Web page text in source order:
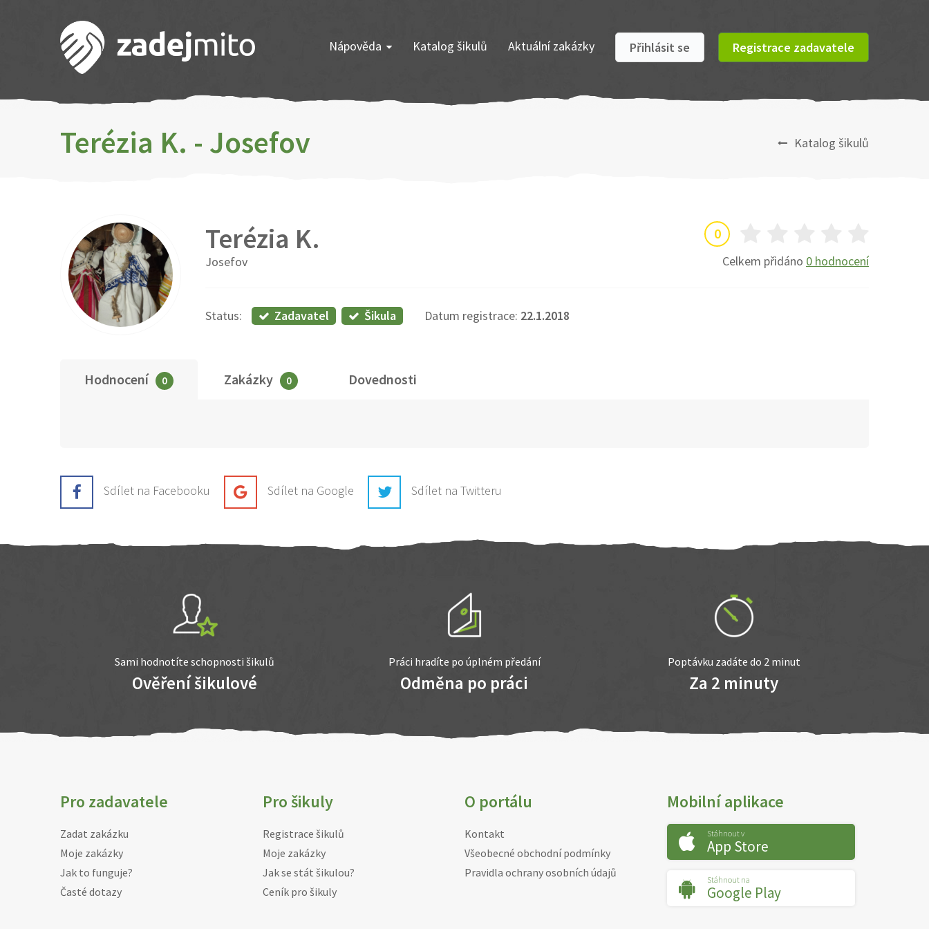
Nápověda Katalog šikulů Aktuální zakázky Přihlásit se Registrace zadavatele
Terézia K. - Josefov Katalog šikulů
0
Celkem přidáno 0 hodnocení
Terézia K.
Josefov
Status: Zadavatel Šikula Datum registrace: 22.1.2018
Hodnocení 0 Zakázky 0 Dovednosti
Sdílet na Facebooku Sdílet na Google Sdílet na Twitteru
Sami hodnotíte schopnosti šikulů
Ověření šikulové
Práci hradíte po úplném předání
Odměna po práci
Poptávku zadáte do 2 minut
Za 2 minuty
Pro zadavatele
Zadat zakázku
Moje zakázky
Jak to funguje?
Časté dotazy
Pro šikuly
Registrace šikulů
Moje zakázky
Jak se stát šikulou?
Ceník pro šikuly
O portálu
Kontakt
Všeobecné obchodní podmínky
Pravidla ochrany osobních údajů
Mobilní aplikace
Stáhnout v
App Store
Stáhnout na
Google Play